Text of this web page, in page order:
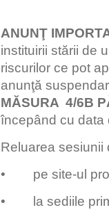
ANUNŢ
instituirii stării de
riscurilor ce pot
anunţă
MĂSURA 4/6B
începând cu data
Reluarea sesiunii
• pe site-ul
• la sediile